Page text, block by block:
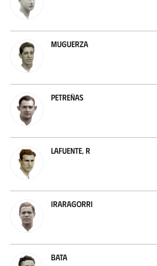
Muguerza
Petreñas
Lafuente, R
Iraragorri
Bata